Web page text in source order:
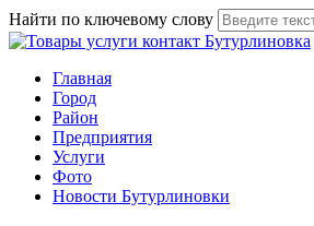
Найти по ключевому слову
Главная
Город
Район
Предприятия
Услуги
Фото
Новости Бутурлиновки